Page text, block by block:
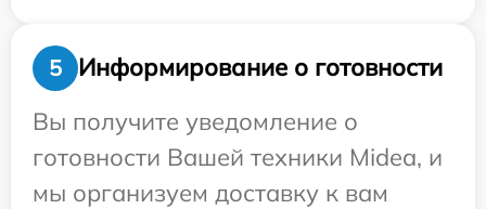
5
Информирование о готовности
Вы получите уведомление о
готовности Вашей техники Midea, и
мы организуем доставку к вам